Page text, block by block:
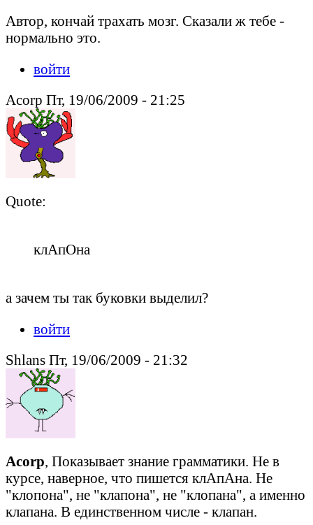
Автор, кончай трахать мозг. Сказали ж тебе -
нормально это.
войти
Acorp Пт, 19/06/2009 - 21:25
Quote:
клАпОна
а зачем ты так буковки выделил?
войти
Shlans Пт, 19/06/2009 - 21:32
Acorp, Показывает знание грамматики. Не в
курсе, наверное, что пишется клАпАна. Не
"клопона", не "клапона", не "клопана", а именно
клапана. В единственном числе - клапан.